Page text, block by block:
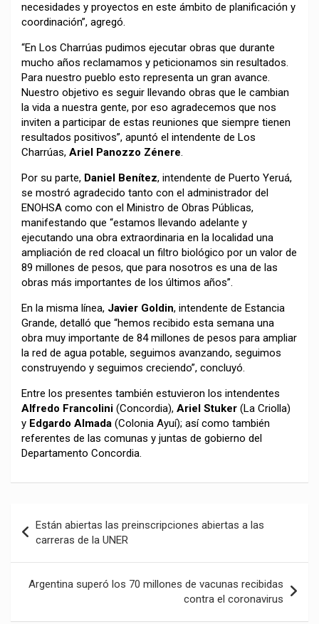
necesidades y proyectos en este ámbito de planificación y
coordinación”, agregó.
“En Los Charrúas pudimos ejecutar obras que durante
mucho años reclamamos y peticionamos sin resultados.
Para nuestro pueblo esto representa un gran avance.
Nuestro objetivo es seguir llevando obras que le cambian
la vida a nuestra gente, por eso agradecemos que nos
inviten a participar de estas reuniones que siempre tienen
resultados positivos”, apuntó el intendente de Los
Charrúas, Ariel Panozzo Zénere.
Por su parte, Daniel Benítez, intendente de Puerto Yeruá,
se mostró agradecido tanto con el administrador del
ENOHSA como con el Ministro de Obras Públicas,
manifestando que “estamos llevando adelante y
ejecutando una obra extraordinaria en la localidad una
ampliación de red cloacal un filtro biológico por un valor de
89 millones de pesos, que para nosotros es una de las
obras más importantes de los últimos años”.
En la misma línea, Javier Goldin, intendente de Estancia
Grande, detalló que “hemos recibido esta semana una
obra muy importante de 84 millones de pesos para ampliar
la red de agua potable, seguimos avanzando, seguimos
construyendo y seguimos creciendo”, concluyó.
Entre los presentes también estuvieron los intendentes
Alfredo Francolini (Concordia), Ariel Stuker (La Criolla)
y Edgardo Almada (Colonia Ayuí); así como también
referentes de las comunas y juntas de gobierno del
Departamento Concordia.
de
entradas
Están abiertas las preinscripciones abiertas a las
carreras de la UNER
Argentina superó los 70 millones de vacunas recibidas
contra el coronavirus